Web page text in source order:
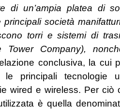
di un’ampia platea di
società
torri e sistemi di
Company),
conclusiva, la cui
le principali tecnologie
wired e wireless. Per ciò
è quella